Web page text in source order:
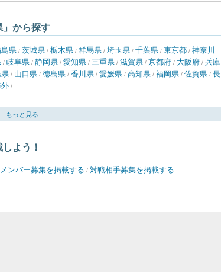
」から探す
県 / 茨城県 / 栃木県 / 群馬県 / 埼玉県 / 千葉県 / 東京都 / 神奈川
/ 岐阜県 / 静岡県 / 愛知県 / 三重県 / 滋賀県 / 京都府 / 大阪府 / 兵庫
県 / 山口県 / 徳島県 / 香川県 / 愛媛県 / 高知県 / 福岡県 / 佐賀県 / 長
/
もっと見る
よう！
メンバー募集を掲載する / 対戦相手募集を掲載する